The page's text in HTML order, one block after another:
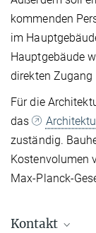
kommenden
im
Hauptgebäude
direkten
Für die
das
zuständig.
Kostenvolumen
Max-Planck-
Kontakt